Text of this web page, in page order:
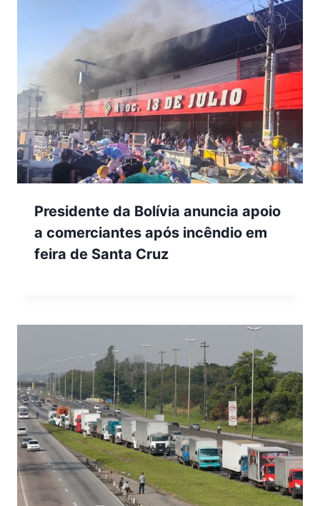
Presidente da Bolívia anuncia apoio
a comerciantes após incêndio em
feira de Santa Cruz